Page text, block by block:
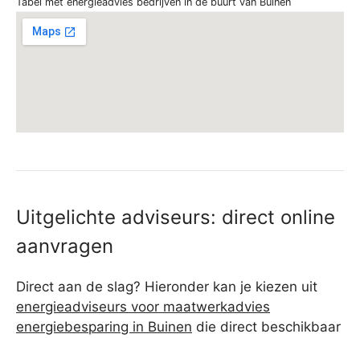
Uitgelichte adviseurs: direct online
aanvragen
Direct aan de slag? Hieronder kan je kiezen uit
energieadviseurs voor maatwerkadvies
energiebesparing in Buinen die direct beschikbaar